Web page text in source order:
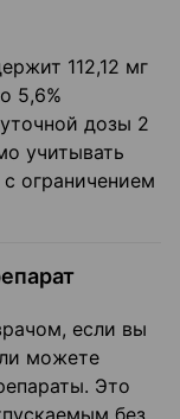
112,12 мг
5,6%
дозы 2
учитывать
ограничением
если вы
можете
Это